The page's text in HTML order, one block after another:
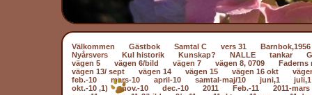
Välkommen Gästbok Samtal C vers 31
Barnbok,1956
Nyårsvers
Kul historik Kunskap? NALLE tankar
vägen 5
vägen 6/bild vägen 7 vägen 8, 0709
Faderns
vägen 13/ sept
vägen 14 vägen 15 vägen 16 okt
feb.-10
mars-10 april-10 samtal-maj/10 juni,1
juli,1
okt.-10 ,1)
nov.-10 dec.-10 2011 Feb.-11
2011-mars